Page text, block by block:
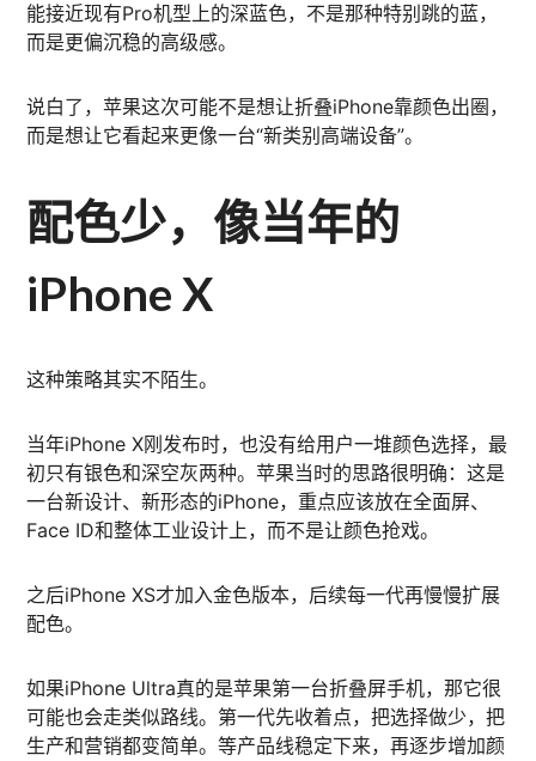
能接近现有Pro机型上的深蓝色，不是那种特别跳的蓝，
而是更偏沉稳的高级感。
说白了，苹果这次可能不是想让折叠iPhone靠颜色出圈，
而是想让它看起来更像一台“新类别高端设备”。
配色少，像当年的
iPhone X
这种策略其实不陌生。
当年iPhone X刚发布时，也没有给用户一堆颜色选择，最
初只有银色和深空灰两种。苹果当时的思路很明确：这是
一台新设计、新形态的iPhone，重点应该放在全面屏、
Face ID和整体工业设计上，而不是让颜色抢戏。
之后iPhone XS才加入金色版本，后续每一代再慢慢扩展
配色。
如果iPhone Ultra真的是苹果第一台折叠屏手机，那它很
可能也会走类似路线。第一代先收着点，把选择做少，把
生产和营销都变简单。等产品线稳定下来，再逐步增加颜